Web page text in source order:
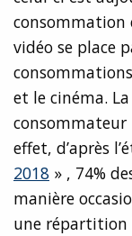
consommation
vidéo se place
et le cinéma.
consommateur
effet, d’après
2018 » , 74%
manière
une répartition